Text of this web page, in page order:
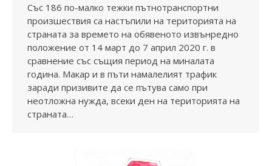
Със 186 по-малко тежки пътнотранспортни
произшествия са настъпили на територията на
страната за времето на обявеното извънредно
положение от 14 март до 7 април 2020 г. в
сравнение със същия период на миналата
година. Макар и в пъти намалелият трафик
заради призивите да се пътува само при
неотложна нужда, всеки ден на територията на
страната…